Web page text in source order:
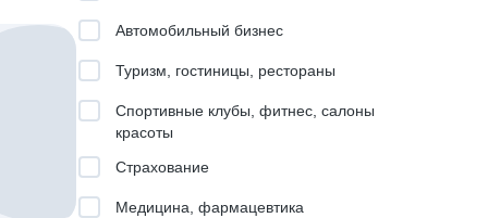
Автомобильный бизнес
Туризм, гостиницы, рестораны
Спортивные клубы, фитнес, салоны
красоты
Страхование
Медицина, фармацевтика